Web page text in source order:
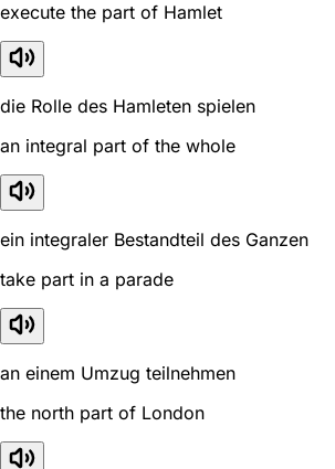
execute the part of Hamlet
die Rolle des Hamleten spielen
an integral part of the whole
ein integraler Bestandteil des Ganzen
take part in a parade
an einem Umzug teilnehmen
the north part of London